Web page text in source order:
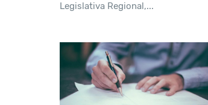
Legislativa Regional,...